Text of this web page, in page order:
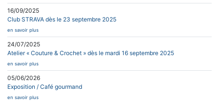
16/09/2025
Club STRAVA dès le 23 septembre 2025
en savoir plus
24/07/2025
Atelier « Couture & Crochet » dès le mardi 16 septembre 2025
en savoir plus
05/06/2026
Exposition / Café gourmand
en savoir plus